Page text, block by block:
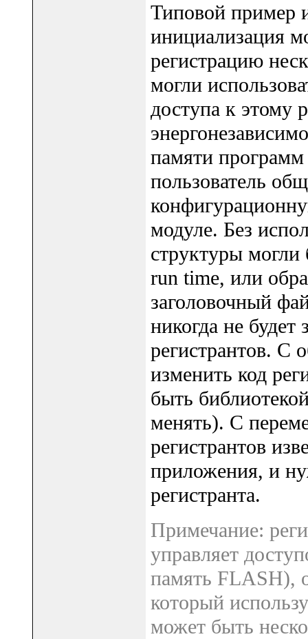
Типовой пример
инициализация
регистрацию
могли
доступа к этому
памяти
пользователь
модуле. Без
структуры могли
run time, или
заголовочный
никогда не будет
регистрантов. С
изменить код
быть
менять). С
регистрантов
приложения, и
регистранта.
Примечание:
управляет
память FLASH),
который
может быть